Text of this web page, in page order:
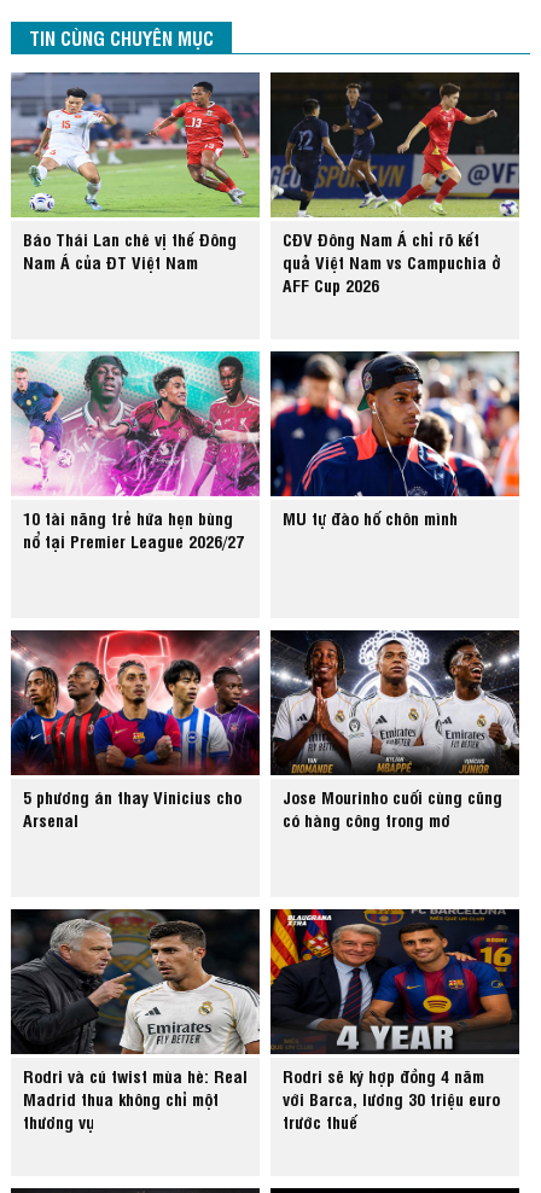
TIN CÙNG CHUYÊN MỤC
Báo Thái Lan chê vị thế Đông
Nam Á của ĐT Việt Nam
CĐV Đông Nam Á chỉ rõ kết
quả Việt Nam vs Campuchia ở
AFF Cup 2026
10 tài năng trẻ hứa hẹn bùng
nổ tại Premier League 2026/27
MU tự đào hố chôn mình
5 phương án thay Vinicius cho
Arsenal
Jose Mourinho cuối cùng cũng
có hàng công trong mơ
Rodri và cú twist mùa hè: Real
Madrid thua không chỉ một
thương vụ
Rodri sẽ ký hợp đồng 4 năm
với Barca, lương 30 triệu euro
trước thuế